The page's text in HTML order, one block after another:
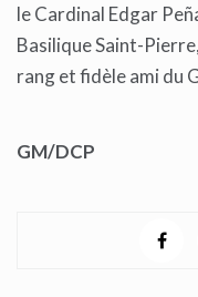
le Cardinal Edgar
Basilique Saint-
rang et fidèle ami du
GM/DCP